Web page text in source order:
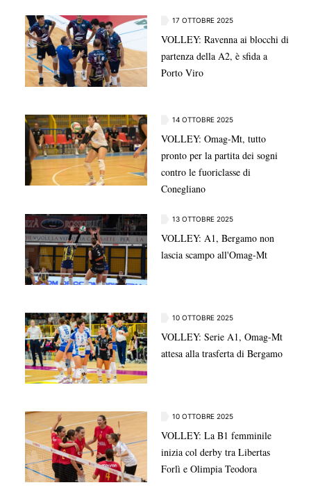
17 OTTOBRE 2025
VOLLEY: Ravenna ai blocchi di
partenza della A2, è sfida a
Porto Viro
14 OTTOBRE 2025
VOLLEY: Omag-Mt, tutto
pronto per la partita dei sogni
contro le fuoriclasse di
Conegliano
13 OTTOBRE 2025
VOLLEY: A1, Bergamo non
lascia scampo all'Omag-Mt
10 OTTOBRE 2025
VOLLEY: Serie A1, Omag-Mt
attesa alla trasferta di Bergamo
10 OTTOBRE 2025
VOLLEY: La B1 femminile
inizia col derby tra Libertas
Forlì e Olimpia Teodora